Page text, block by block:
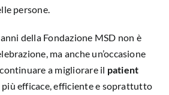
persone.
della Fondazione MSD non è
ma anche un’occasione
a migliorare il patient
efficace, efficiente e soprattutto